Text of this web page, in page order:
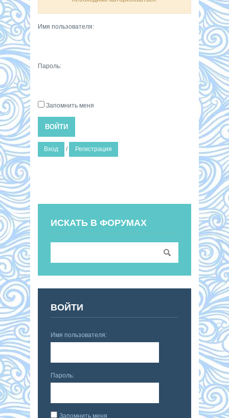
Имя пользователя:
Пароль:
Запомнить меня
ВОЙТИ
Вход / Регистрация
ИСКАТЬ В ФОРУМАХ
ВОЙТИ
Имя пользователя:
Пароль:
Запомнить меня